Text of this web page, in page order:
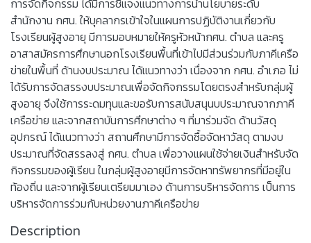
สำนักงาน กศน. ให้บุคลากรเข้าใจในแผนการปฏิบัติงานเกี่ยวกับ
โรงเรียนผู้สูงอายุ มีการมอบหมายให้ครูหัวหน้ากศน. ตำบล และครู
อาสาสมัครการศึกษานอกโรงเรียนพื้นที่เข้าไปมีส่วนร่วมกับภาคีเครือ
ข่ายในพื้นที่ ด้านงบประมาณ ได้แนวทางว่า เนื่องจาก กศน. อำเภอ ไม่
ได้รับการจัดสรรงบประมาณเพื่อจัดกิจกรรมโดยตรงสำหรับกลุ่มผู้
สูงอายุ จึงใช้การระดมทุนและขอรับการสนับสนุนบประมาณจากภาคี
เครือข่าย และจากสถาบันการศึกษาต่าง ๆ ที่มาร่วมจัด ด้านวัสดุ
อุปกรณ์ ได้แนวทางว่า สถานศึกษามีการจัดซื้อจัดหาวัสดุ ตามงบ
ประมาณที่จัดสรรลงสู่ กศน. ตำบล เพื่อวางแผนใช้จ่ายเงินสำหรับจัด
กิจกรรมของผู้เรียน ในกลุ่มผู้สูงอายุมีการจัดหาทรัพยากรที่มีอยู่ใน
ท้องถิ่น และจากผู้เรียนเตรียมมาเอง ด้านการบริหารจัดการ เป็นการ
บริหารจัดการร่วมกับหน่วยงานภาคีเครือข่าย
Description